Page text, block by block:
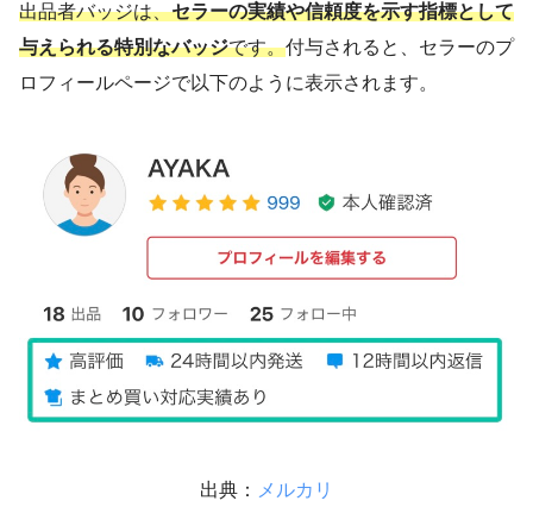
出品者バッジは、セラーの実績や信頼度を示す指標として
与えられる特別なバッジです。付与されると、セラーのプ
ロフィールページで以下のように表示されます。
出典： メルカリ